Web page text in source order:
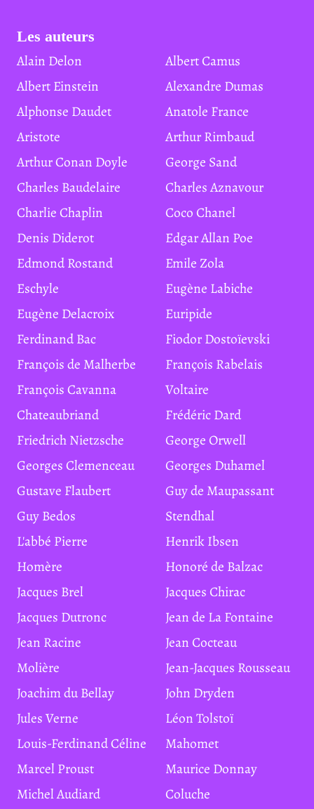
Les auteurs
Alain Delon
Albert Camus
Albert Einstein
Alexandre Dumas
Alphonse Daudet
Anatole France
Aristote
Arthur Rimbaud
Arthur Conan Doyle
George Sand
Charles Baudelaire
Charles Aznavour
Charlie Chaplin
Coco Chanel
Denis Diderot
Edgar Allan Poe
Edmond Rostand
Emile Zola
Eschyle
Eugène Labiche
Eugène Delacroix
Euripide
Ferdinand Bac
Fiodor Dostoïevski
François de Malherbe
François Rabelais
François Cavanna
Voltaire
Chateaubriand
Frédéric Dard
Friedrich Nietzsche
George Orwell
Georges Clemenceau
Georges Duhamel
Gustave Flaubert
Guy de Maupassant
Guy Bedos
Stendhal
L'abbé Pierre
Henrik Ibsen
Homère
Honoré de Balzac
Jacques Brel
Jacques Chirac
Jacques Dutronc
Jean de La Fontaine
Jean Racine
Jean Cocteau
Molière
Jean-Jacques Rousseau
Joachim du Bellay
John Dryden
Jules Verne
Léon Tolstoï
Louis-Ferdinand Céline
Mahomet
Marcel Proust
Maurice Donnay
Michel Audiard
Coluche